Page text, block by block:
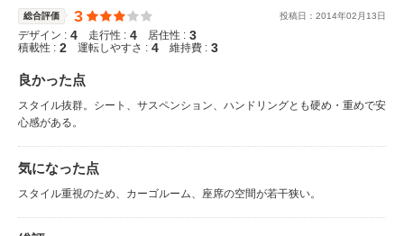
総合評価 3 投稿日： 2014年02 月 13日
デザイン : 4 走行性 : 4 居住性 : 3
積載性 : 2 運転しやすさ : 4 維持費 : 3
良かった点
スタイル抜群。シート、サスペンション、ハンドリングとも硬め・重めで安
心感がある。
気になった点
スタイル重視のため、カーゴルーム、座席の空間が若干狭い。